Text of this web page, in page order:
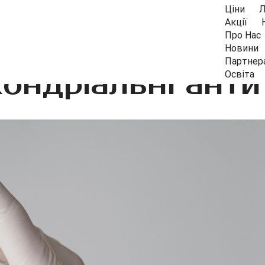
Ціни
Акції
Про Нас
Новини
Освіта